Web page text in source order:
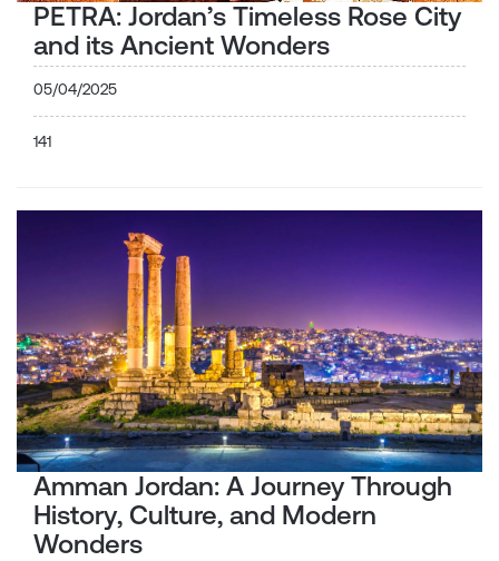
PETRA: Jordan’s Timeless Rose City
and its Ancient Wonders
05/04/2025
141
Amman Jordan: A Journey Through
History, Culture, and Modern
Wonders